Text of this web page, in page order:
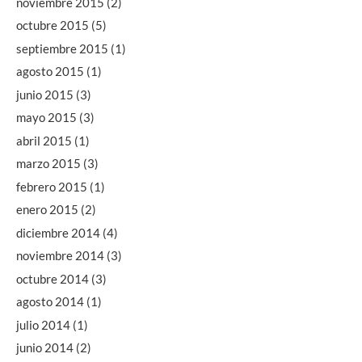
octubre 2015 (5)
septiembre 2015 (1)
agosto 2015 (1)
junio 2015 (3)
mayo 2015 (3)
abril 2015 (1)
marzo 2015 (3)
febrero 2015 (1)
enero 2015 (2)
diciembre 2014 (4)
noviembre 2014 (3)
octubre 2014 (3)
agosto 2014 (1)
julio 2014 (1)
junio 2014 (2)